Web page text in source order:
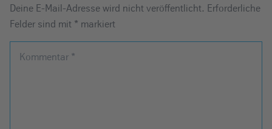
Deine E-Mail-Adresse wird nicht veröffentlicht. Erforderliche
Felder sind mit * markiert
Kommentar *